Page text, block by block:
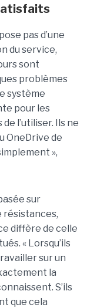
pas d’une
du service,
sont
problèmes
système
pour les
l’utiliser. Ils ne
OneDrive de
»,
sur
résistances,
diffère de celle
« Lorsqu’ils
sur un
la
S’ils
que cela